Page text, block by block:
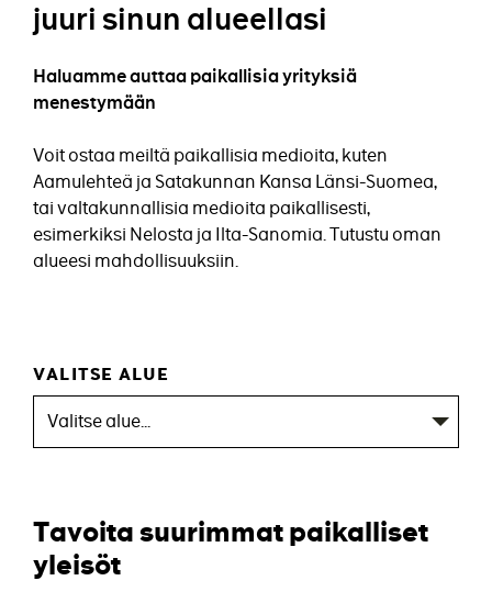
juuri sinun alueellasi
Haluamme auttaa paikallisia yrityksiä
menestymään
Voit ostaa meiltä paikallisia medioita, kuten
Aamulehteä ja Satakunnan Kansa Länsi-Suomea,
tai valtakunnallisia medioita paikallisesti,
esimerkiksi Nelosta ja Ilta-Sanomia. Tutustu oman
alueesi mahdollisuuksiin.
VALITSE ALUE
Tavoita suurimmat paikalliset
yleisöt